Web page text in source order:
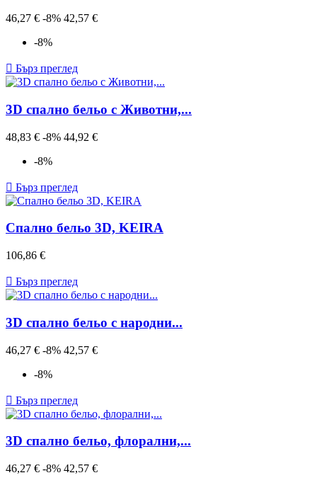
Редовна
46,27 € -8% Цена
42,57 €
-8%
 Бърз преглед
3D спално бельо с Животни,...
Редовна
48,83 € -8% Цена
44,92 €
-8%
 Бърз преглед
Спално бельо 3D, KEIRA
Цена
106,86 €
 Бърз преглед
3D спално бельо с народни...
Редовна
46,27 € -8% Цена
42,57 €
-8%
 Бърз преглед
3D спално бельо, флорални,...
Редовна
46,27 € -8% Цена
42,57 €